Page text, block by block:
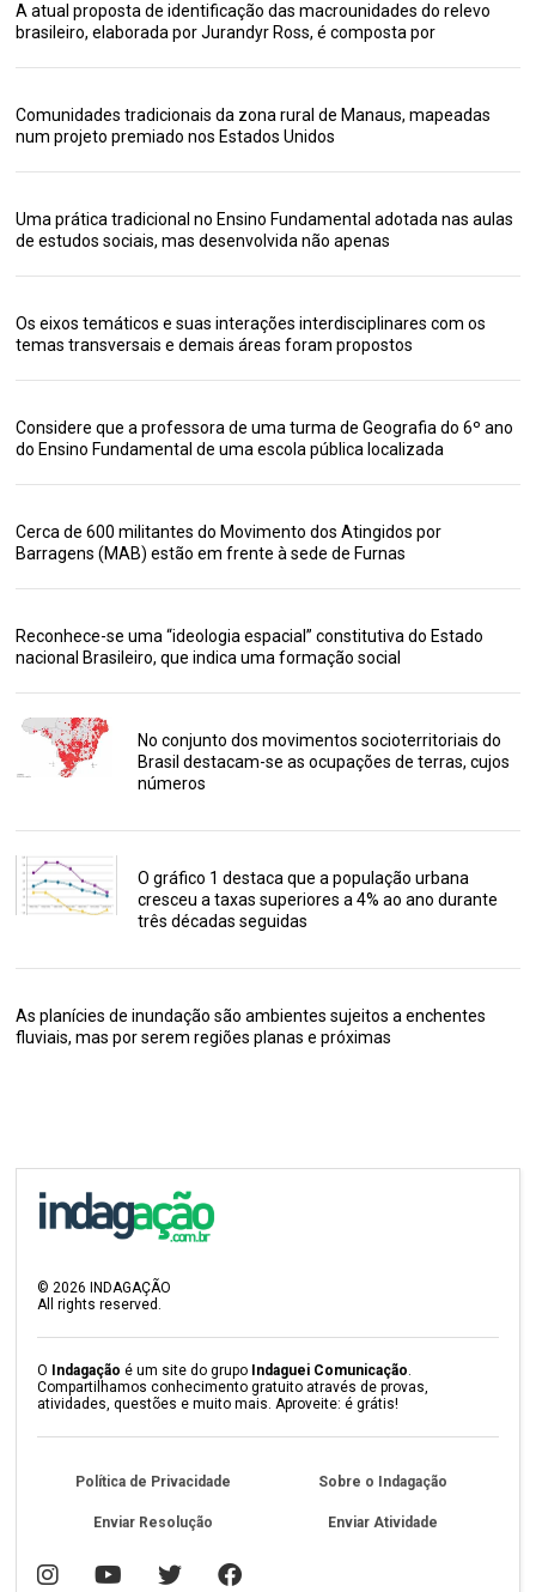
A atual proposta de identificação das macrounidades do relevo
brasileiro, elaborada por Jurandyr Ross, é composta por
Comunidades tradicionais da zona rural de Manaus, mapeadas
num projeto premiado nos Estados Unidos
Uma prática tradicional no Ensino Fundamental adotada nas aulas
de estudos sociais, mas desenvolvida não apenas
Os eixos temáticos e suas interações interdisciplinares com os
temas transversais e demais áreas foram propostos
Considere que a professora de uma turma de Geografia do 6º ano
do Ensino Fundamental de uma escola pública localizada
Cerca de 600 militantes do Movimento dos Atingidos por
Barragens (MAB) estão em frente à sede de Furnas
Reconhece-se uma “ideologia espacial” constitutiva do Estado
nacional Brasileiro, que indica uma formação social
No conjunto dos movimentos socioterritoriais do
Brasil destacam-se as ocupações de terras, cujos
números
O gráfico 1 destaca que a população urbana
cresceu a taxas superiores a 4% ao ano durante
três décadas seguidas
As planícies de inundação são ambientes sujeitos a enchentes
fluviais, mas por serem regiões planas e próximas
©2026 INDAGAÇÃO
All rights reserved.
O Indagação é um site do grupo Indaguei Comunicação.
Compartilhamos conhecimento gratuito através de provas,
atividades, questões e muito mais. Aproveite: é grátis!
Política de Privacidade Sobre o Indagação
Enviar Resolução Enviar Atividade